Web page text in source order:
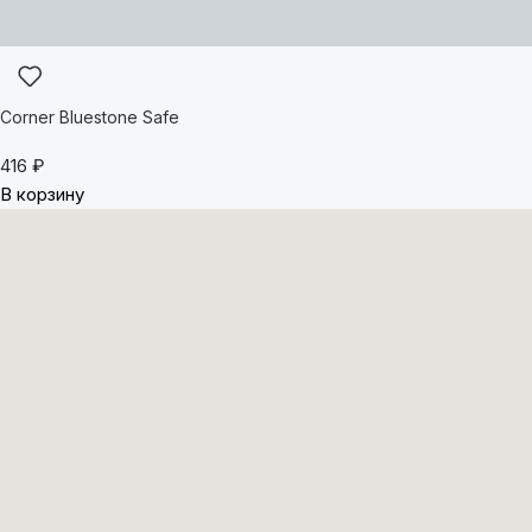
Corner Bluestone Safe
416 ₽
В корзину